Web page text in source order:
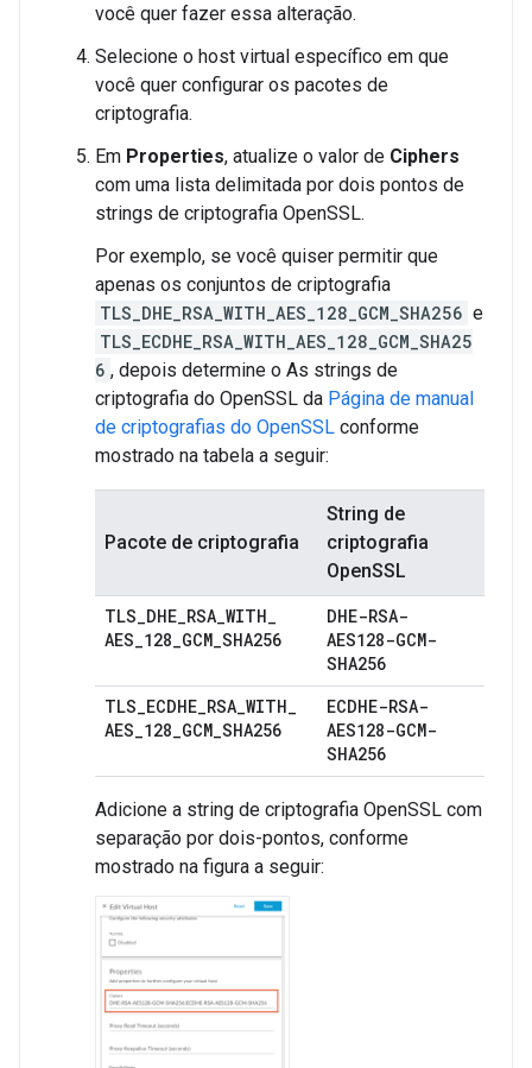
você quer fazer essa alteração.
Selecione o host virtual específico em que
você quer configurar os pacotes de
criptografia.
Em Properties, atualize o valor de Ciphers
com uma lista delimitada por dois pontos de
strings de criptografia OpenSSL.
Por exemplo, se você quiser permitir que
apenas os conjuntos de criptografia
TLS_DHE_RSA_WITH_AES_128_GCM_SHA256 e
TLS_ECDHE_RSA_WITH_AES_128_GCM_SHA25
6 , depois determine o As strings de
criptografia do OpenSSL da Página de manual
de criptografias do OpenSSL conforme
mostrado na tabela a seguir:
Pacote de criptografia
String de
criptografia
OpenSSL
TLS_DHE_RSA_WITH_
AES_128_GCM_SHA256
DHE-RSA-
AES128-GCM-
SHA256
TLS_ECDHE_RSA_WITH_
AES_128_GCM_SHA256
ECDHE-RSA-
AES128-GCM-
SHA256
Adicione a string de criptografia OpenSSL com
separação por dois-pontos, conforme
mostrado na figura a seguir: